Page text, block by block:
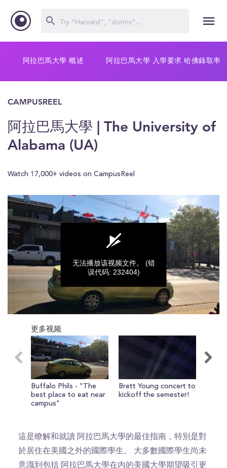
阿拉巴馬大學 概述 阿拉巴馬大學 入學要求 哈佛錄取率
CAMPUSREEL
阿拉巴馬大學 | The University of
Alabama (UA)
Watch 17,000+ videos on CampusReel
seconds
seconds
无法播放该视频文件。
(错
误代码: 232404)
更多视频
Buffalo Phils - "The
best place to eat near
campus"
Brett Young concert to
kickoff the semester!
這是瞭解和就讀 阿拉巴馬大學的最佳指南，特別是對
於居住在美國之外的國際學生。 大多數國際學生尚未
意識到包括 阿拉巴馬大學在內的美國大學期望吸引更